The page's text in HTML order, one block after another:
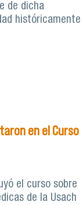
de dicha
históricamente
de la enfermería
en el Curso
el curso sobre
de la Usach